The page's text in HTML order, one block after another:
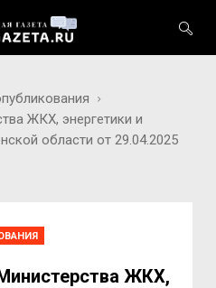
ЖКХ, энергетики и
области от 29.04.2025
ЖКХ,